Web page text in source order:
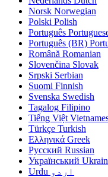
Norsk Norwegian
Polski Polish
Português
Português (BR)
Română Romanian
Slovenčina Slovak
Srpski Serbian
Suomi Finnish
Svenska Swedish
Tagalog Filipino
Tiếng Việt
Türkçe Turkish
Ελληνικά Greek
Русский Russian
Український
اردو Urdu